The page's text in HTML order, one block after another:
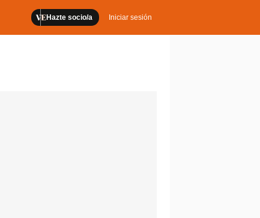
Hazte socio/a Iniciar sesión